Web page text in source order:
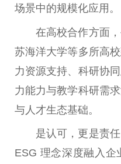
场景中的规模化应用。
在高校合作方面
苏海洋大学等多所高
力资源支持、科研协
力能力与教学科研需
与人才生态基础。
是认可，更是责
ESG 理念深度融入